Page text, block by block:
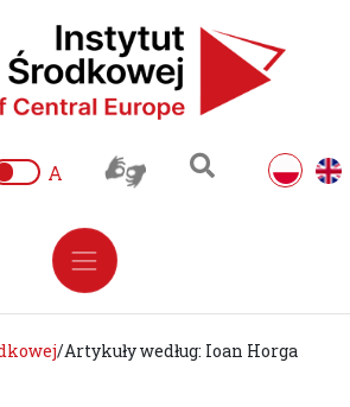
A
/Artykuły według: Ioan Horga